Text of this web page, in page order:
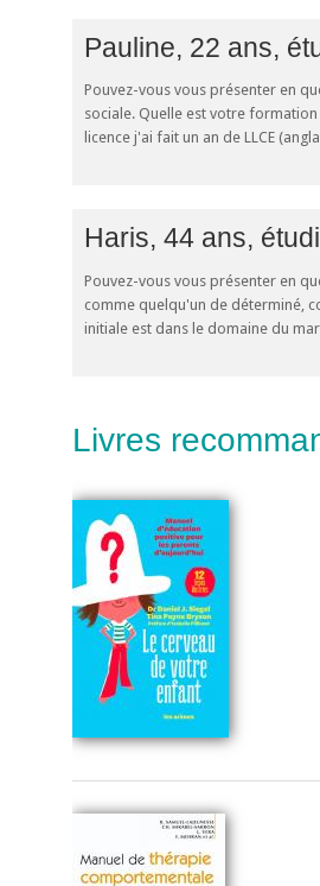
Pauline, 22 ans,
Pouvez-vous vous présenter en
sociale. Quelle est votre formation
licence j'ai fait un an de LLCE
Haris, 44 ans,
Pouvez-vous vous présenter en
comme quelqu'un de déterminé,
initiale est dans le domaine du
Livres